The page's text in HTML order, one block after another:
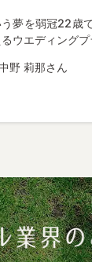
夢を弱冠22歳
ウエディング
野 莉那さん